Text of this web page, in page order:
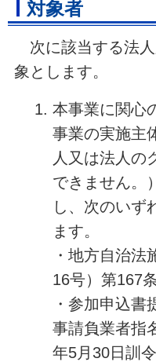
対象者
次に該当する法
象とします。
本事業に関心
事業の実施主
人又は法人の
できません。
し、次のいず
ます。
・地方自治法
16号）第167
・参加申込書
事請負業者指
年5月30日訓